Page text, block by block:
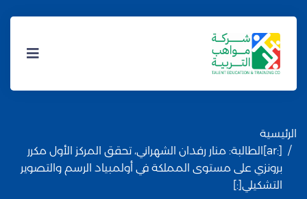
الرئيسية
[:ar]الطالبة: منار رفدان الشهراني، تحقق المركز الأول مكرر
برونزي على مستوى المملكة في أولمبياد الرسم والتصوير
التشكيلي[:]